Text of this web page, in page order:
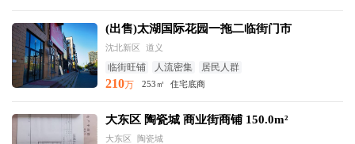
(出售)太湖国际花园一拖二临街门市
沈北新区 道义
临街旺铺 人流密集 居民人群
210万 253㎡ 住宅底商
大东区 陶瓷城 商业街商铺 150.0m²
大东区 陶瓷城